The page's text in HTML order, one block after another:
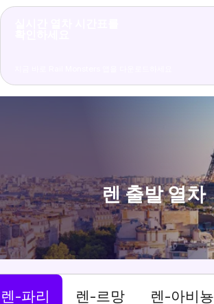
렌 출발 열차
렌-파리 렌-르망 렌-아비뇽